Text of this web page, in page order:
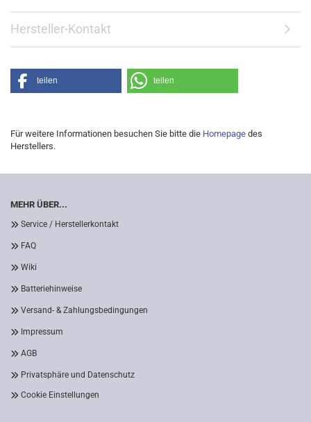
Hersteller-Kontakt
teilen teilen
Für weitere Informationen besuchen Sie bitte die Homepage des
Herstellers.
MEHR ÜBER...
Service / Herstellerkontakt
FAQ
Wiki
Batteriehinweise
Versand- & Zahlungsbedingungen
Impressum
AGB
Privatsphäre und Datenschutz
Cookie Einstellungen